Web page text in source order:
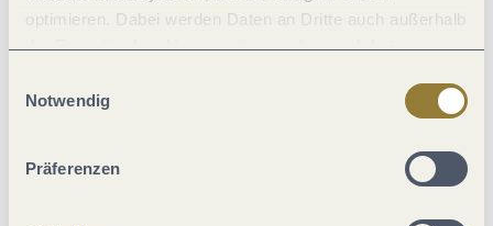
optimieren. Dabei werden Daten an Dritte auch außerhalb
der Europäischen Union weitergegeben und dort
jederzeit widerrufen werden. Mit der Auswahl "Alle
ablehnen" kann es zu Beeinträchtigungen in der Nutzung
Notwendig
Präferenzen